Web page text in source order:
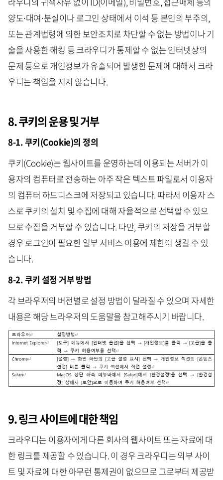
양도∙대여∙분실이나 로그인 상태에서 이석 등 본인의 부주의,
또는 관계법령에 의한 보안조치로 차단할 수 없는 방법이나 기
술을 사용한 해킹 등 크라우디가 통제할 수 없는 인터넷상의
문제 등으로 개인정보가 유출되어 발생한 문제에 대해서 크라
우디는 책임을 지지 않습니다.
8. 쿠키의 운용 및 거부
8-1. 쿠키(Cookie)의 정의
쿠키(Cookie)는 웹사이트를 운영하는데 이용되는 서버가 이
용자의 컴퓨터로 전송하는 아주 작은 텍스트 파일로서 이용자
의 컴퓨터 하드디스크에 저장되고 있습니다. 따라서 이용자 스
스로 쿠키의 설치 및 수집에 대해 자율적으로 선택할 수 있으
므로 수집을 거부할 수 있습니다. 다만, 쿠키의 저장을 거부할
경우 로그인이 필요한 일부 서비스 이용에 제한이 생길 수 있
습니다.
8-2. 쿠키 설정 거부 방법
각 브라우저의 버전별로 설정 방법이 달라질 수 있으며 자세한
내용은 해당 브라우저의 도움말을 참고해주시기 바랍니다.
9. 링크 사이트에 대한 책임
크라우디는 이용자에게 다른 회사의 웹사이트 또는 자료에 대
한 링크를 제공할 수 있습니다. 이 경우 크라우디는 외부 사이
트 및 자료에 대한 아무런 통제권이 없으므로 그로부터 제공받